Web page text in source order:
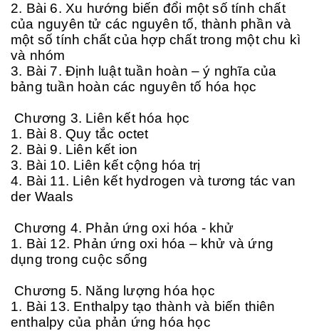
2. Bài 6. Xu hướng biến đổi một số tính chất
của nguyên tử các nguyên tố, thành phần và
một số tính chất của hợp chất trong một chu kì
và nhóm
3. Bài 7. Định luật tuần hoàn – ý nghĩa của
bảng tuần hoàn các nguyên tố hóa học
Chương 3. Liên kết hóa học
1. Bài 8. Quy tắc octet
2. Bài 9. Liên kết ion
3. Bài 10. Liên kết cộng hóa trị
4. Bài 11. Liên kết hydrogen và tương tác van
der Waals
Chương 4. Phản ứng oxi hóa - khử
1. Bài 12. Phản ứng oxi hóa – khử và ứng
dụng trong cuộc sống
Chương 5. Năng lượng hóa học
1. Bài 13. Enthalpy tạo thành và biến thiên
enthalpy của phản ứng hóa học